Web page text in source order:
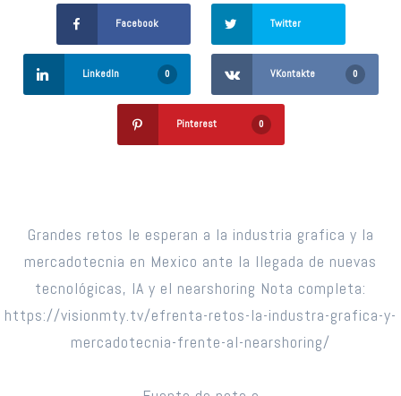
Facebook Twitter
LinkedIn 0 VKontakte 0
Pinterest 0
Grandes retos le esperan a la industria grafica y la
mercadotecnia en Mexico ante la llegada de nuevas
tecnológicas, IA y el nearshoring Nota completa:
https://visionmty.tv/efrenta-retos-la-industra-grafica-y-
mercadotecnia-frente-al-nearshoring/